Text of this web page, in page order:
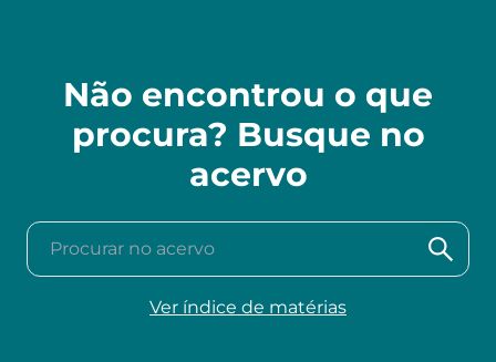
Não encontrou o que
procura? Busque no
acervo
Procurar no acervo
Ver índice de matérias